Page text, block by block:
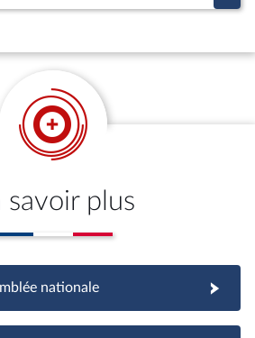
savoir plus
nationale
à l'Assemblée nationale